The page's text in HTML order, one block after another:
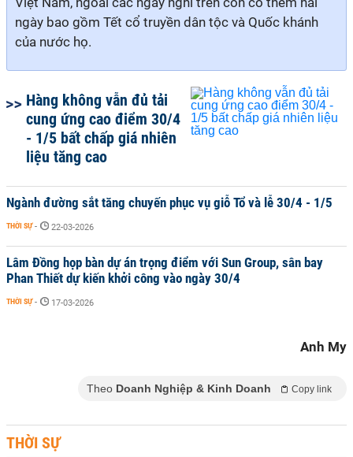
ngày bao gồm Tết cổ truyền dân tộc và Quốc khánh
của nước họ.
Hàng không vẫn đủ tải
cung ứng cao điểm 30/4
- 1/5 bất chấp giá nhiên
liệu tăng cao
Ngành đường sắt tăng chuyến phục vụ giỗ Tổ và lễ 30/4 - 1/5
THỜI SỰ - 22-03-2026
Lâm Đồng họp bàn dự án trọng điểm với Sun Group, sân bay
Phan Thiết dự kiến khởi công vào ngày 30/4
THỜI SỰ - 17-03-2026
Anh My
Theo Doanh Nghiệp & Kinh Doanh Copy link
THỜI SỰ